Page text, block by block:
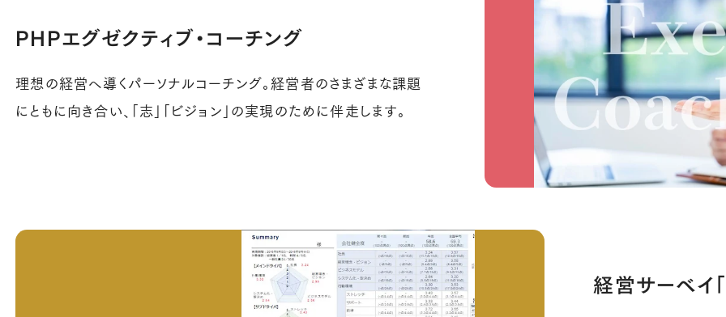
PHPエグゼクティブ・コーチング
理想の経営へ導くパーソナルコーチング。経営者のさまざまな課題
にともに向き合い、「志」「ビジョン」の実現のために伴走します。
経営サーベイ